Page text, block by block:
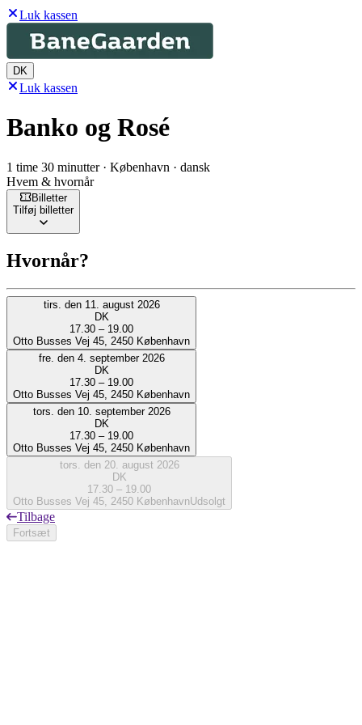
Luk kassen
DK
Luk kassen
Banko og Rosé
1 time 30 minutter · København · dansk
Hvem & hvornår
Billetter
Tilføj billetter
Hvornår?
tirs. den 11. august 2026
DK
17.30 – 19.00
Otto Busses Vej 45, 2450 København
fre. den 4. september 2026
DK
17.30 – 19.00
Otto Busses Vej 45, 2450 København
tors. den 10. september 2026
DK
17.30 – 19.00
Otto Busses Vej 45, 2450 København
tors. den 20. august 2026
DK
17.30 – 19.00
Otto Busses Vej 45, 2450 KøbenhavnUdsolgt
Tilbage
Fortsæt